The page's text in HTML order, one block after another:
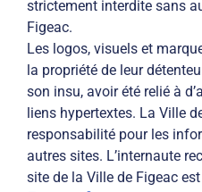
strictement interdite sans
Figeac.
Les logos, visuels et
la propriété de leur
son insu, avoir été relié à
liens hypertextes. La Ville
responsabilité pour les
autres sites. L’internaute
site de la Ville de Figeac